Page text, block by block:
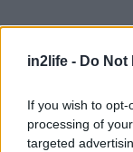
in2life - Do
If you wish to
processing of
targeted
Αναζήτηση